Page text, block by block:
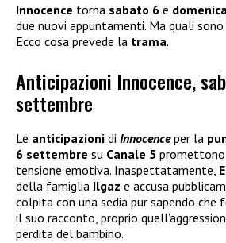
Innocence torna sabato 6 e
due nuovi appuntamenti. Ma quali
Ecco cosa prevede la trama.
Anticipazioni Innocence,
settembre
Le anticipazioni di Innocenceper la
6 settembre su Canale 5 promettono
tensione emotiva. Inaspettatamente,
della famiglia Ilgaz e accusa
colpita con una sedia pur sapendo che
il suo racconto, proprio
perdita del bambino.